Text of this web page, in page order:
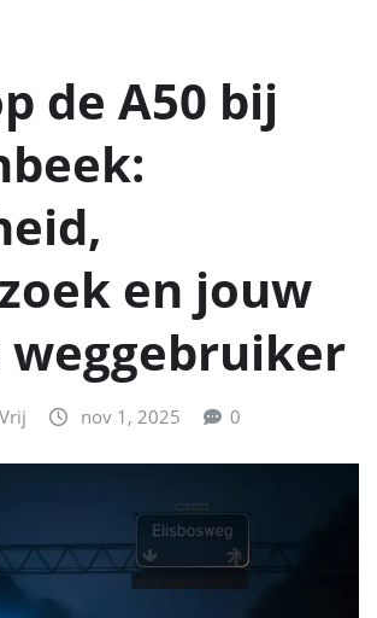
de A50 bij
en jouw
weggebruiker
nov 1, 2025 0